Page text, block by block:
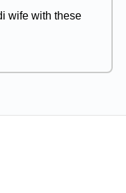
wife with these